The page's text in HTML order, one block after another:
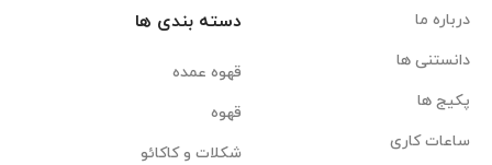
درباره ما
دانستنی ها
پکیج ها
ساعات کاری
دسته بندی ها
قهوه عمده
قهوه
شکلات و کاکائو